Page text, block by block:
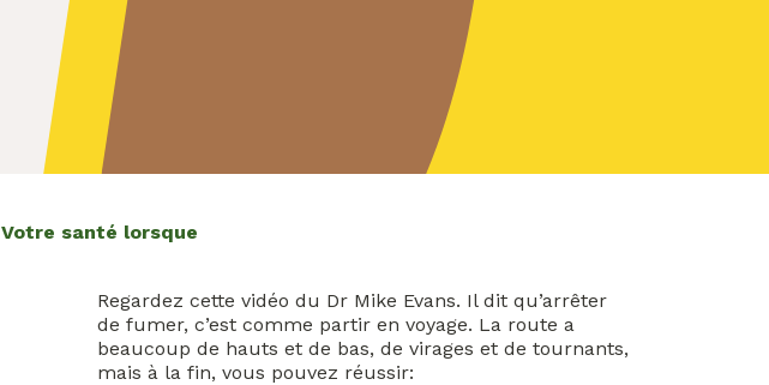
Votre santé lorsque
Regardez cette vidéo du Dr Mike Evans. Il dit qu’arrêter
de fumer, c’est comme partir en voyage. La route a
beaucoup de hauts et de bas, de virages et de tournants,
mais à la fin, vous pouvez réussir: